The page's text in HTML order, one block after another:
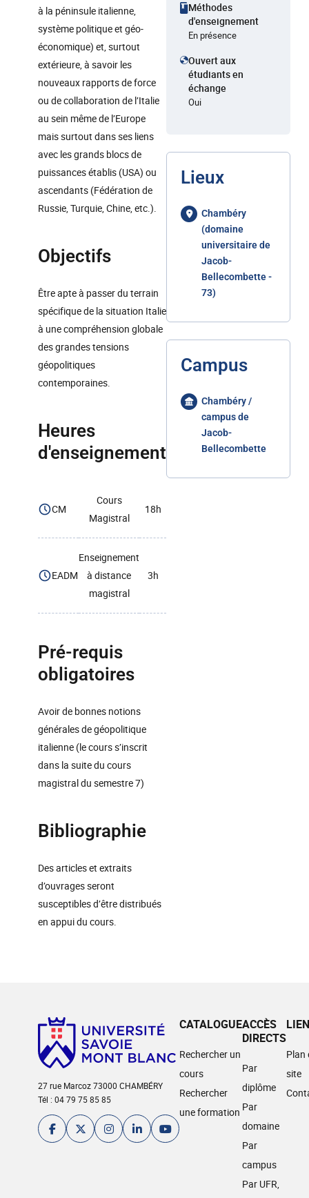
à la péninsule italienne,
système politique et géo-
économique) et, surtout
extérieure, à savoir les
nouveaux rapports de force
ou de collaboration de l’Italie
au sein même de l’Europe
mais surtout dans ses liens
avec les grands blocs de
puissances établis (USA) ou
ascendants (Fédération de
Russie, Turquie, Chine, etc.).
Objectifs
Être apte à passer du terrain
spécifique de la situation Italie
à une compréhension globale
des grandes tensions
géopolitiques
contemporaines.
Heures
d'enseignement
CM
Cours
Magistral
18h
EADM
Enseignement
à distance
magistral
3h
Pré-requis
obligatoires
Avoir de bonnes notions
générales de géopolitique
italienne (le cours s’inscrit
dans la suite du cours
magistral du semestre 7)
Bibliographie
Des articles et extraits
d’ouvrages seront
susceptibles d’être distribués
en appui du cours.
Méthodes
d'enseignement
En présence
Ouvert aux
étudiants en
échange
Oui
Lieux
Chambéry
(domaine
universitaire de
Jacob-
Bellecombette -
73)
Campus
Chambéry /
campus de
Jacob-
Bellecombette
27 rue Marcoz 73000 CHAMBÉRY
Tél : 04 79 75 85 85
CATALOGUE
Rechercher un
cours
Rechercher
une formation
ACCÈS
DIRECTS
Par
diplôme
Par
domaine
Par
campus
Par UFR,
Plan
site